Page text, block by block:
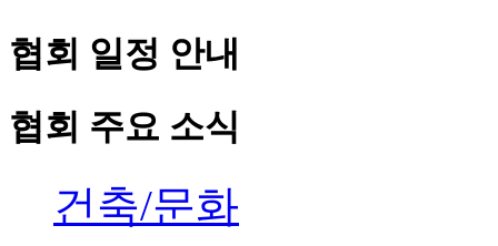
협회 일정 안내
협회 주요 소식
건축/문화